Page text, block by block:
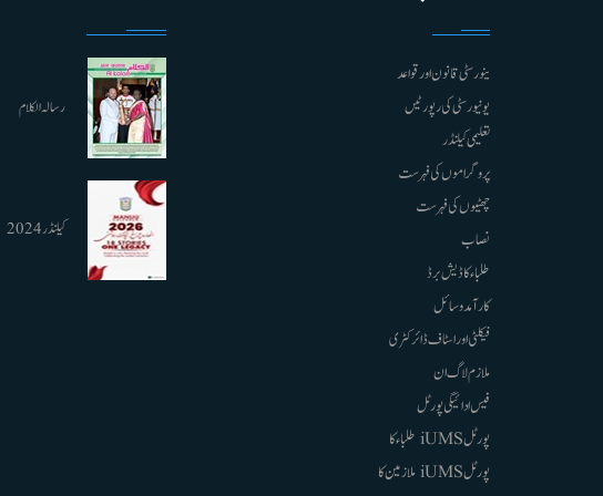
ینورسٹی قانون اور قواعد
یونیورسٹی کی رپورٹیں
تعلیمی کیلنڈر
پروگراموں کی فہرست
چھٹیوں کی فہرست
نصاب
طلباء کا ڈیش برڈ
کارآمد وسائل
فیکلٹی اور اسٹاف ڈائرکٹری
ملازم لاگ ان
فیس ادائیگی پورٹل
پورٹل iUMS طلباء کا
پورٹل iUMS ملازمین کا
رسالہ الکلام
کیلنڈر 2024